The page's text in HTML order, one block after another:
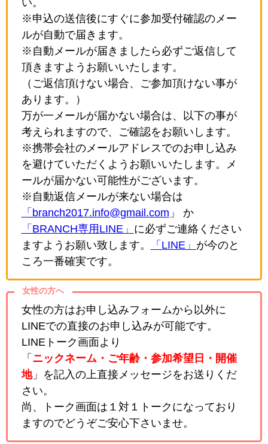
い。
※申込の送信後にすぐに参加受付確認のメー
ルが自動で届きます。
※自動メールが届きましたら必ずご返信して
頂きますようお願いいたします。
（ご返信頂けない場合、ご参加頂けない事が
あります。）
万が一メールが届かない場合は、以下の事が
考えられますので、ご確認をお願いします。
※携帯会社のメールアドレスでのお申し込み
を避けていただくようお願いいたします。メ
ールが届かない可能性がございます。
※自動返信メールが来ない場合は
「branch2017.info@gmail.com 」 か
「BRANCH専用LINE」 に必ずご連絡ください
ますようお願い致します。
「LINE」 が今のと
ころ一番確実です。
女性の方へ
女性の方はお申し込みフォームから以外に
LINEでの直接のお申し込みが可能です。
LINEトーク画面より
「 ニックネーム・ご年齢・参加希望日・開催
地」を記入の上直接メッセージをお送りくだ
さい。
尚、トーク画面は１対１トークになっており
ますのでどうぞご安心下さいませ。